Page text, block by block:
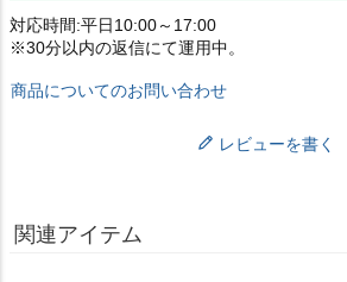
対応時間:平日10:00～17:00
※30分以内の返信にて運用中。
商品についてのお問い合わせ
レビューを書く
関連アイテム